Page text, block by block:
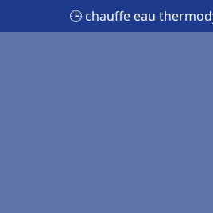
🕒 chauffe eau